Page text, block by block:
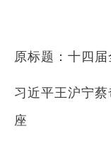
原标题：十四
习近平王沪宁
座